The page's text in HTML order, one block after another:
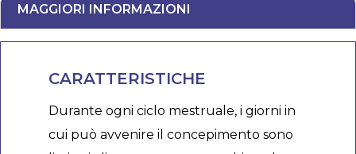
MAGGIORI INFORMAZIONI
CARATTERISTICHE
Durante ogni ciclo mestruale, i giorni in
cui può avvenire il concepimento sono